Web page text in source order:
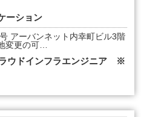
ーション
アーバンネット内幸町ビル3階
変更の可…
ラウドインフラエンジニア ※